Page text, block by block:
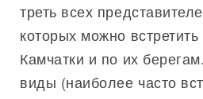
треть всех
которых можно
Камчатки и по их
виды (наиболее часто